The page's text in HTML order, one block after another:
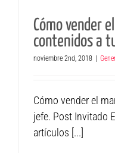
Cómo vender
contenidos a
noviembre 2nd, 2018 |
Cómo vender el
jefe. Post Invitado
artículos [...]